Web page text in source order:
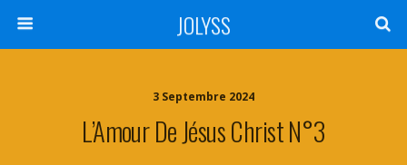
JOLYSS
3 Septembre 2024
L’Amour De Jésus Christ N°3